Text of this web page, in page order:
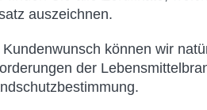
auszeichnen.
Kundenwunsch können wir
der